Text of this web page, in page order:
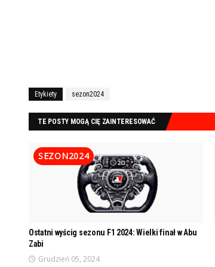
Etykiety sezon2024
TE POSTY MOGĄ CIĘ ZAINTERESOWAĆ
SEZON2024
Ostatni wyścig sezonu F1 2024: Wielki finał w Abu
Zabi
Grudzień 05, 2024